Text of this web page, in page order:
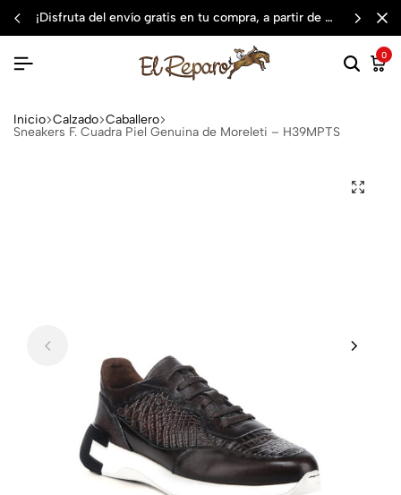
¡disfruta del envío gratis en tu compra, a partir de $3,000 mxn
0
Inicio Calzado Caballero
Sneakers F. Cuadra Piel Genuina de Moreleti – H39MPTS